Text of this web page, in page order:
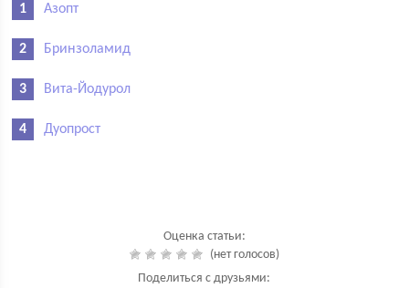
Азопт
Бринзоламид
Вита-Йодурол
Дуопрост
Оценка статьи:
(нет голосов)
Поделиться с друзьями: